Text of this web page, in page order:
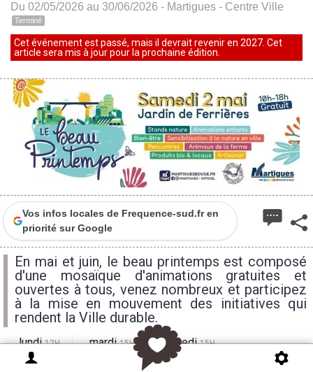
Du 02/05/2026 au 30/06/2026 - Martigues - Centre Ville
Terminé
Cet événement est passé, mais il devrait revenir en 2027. Cet
article sera mis à jour pour la prochaine édition.
Vos infos locales de Frequence-sud.fr en
priorité sur Google
En mai et juin, le beau printemps est composé
d'une mosaïque d'animations gratuites et
ouvertes à tous, venez nombreux et participez
à la mise en mouvement des initiatives qui
rendent la Ville durable.
lundi12H mardi15H mercredi15H